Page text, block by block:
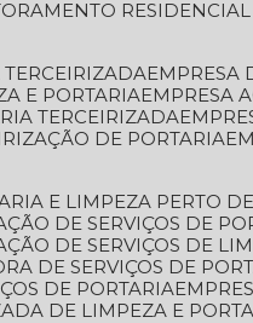
TERCEIRIZADA
E PORTARIA
EMPRESA
TERCEIRIZADA
DE PORTARIA
E LIMPEZA PERTO
DE SERVIÇOS DE
DE SERVIÇOS DE
DE SERVIÇOS DE
DE PORTARIA
DE LIMPEZA E